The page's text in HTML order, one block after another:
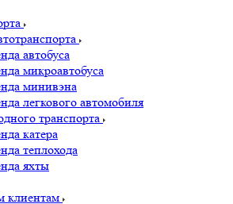
автобуса
микроавтобуса
минивэна
легкового автомобиля
транспорта
катера
теплохода
яхты
клиентам